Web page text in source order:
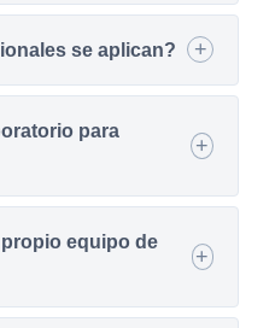
se aplican?
para
equipo de